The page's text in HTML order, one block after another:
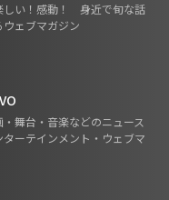
しい！感動！ 身近で旬な話
ェブマガジン
・舞台・音楽などのニュース
ターテインメント・ウェブマ